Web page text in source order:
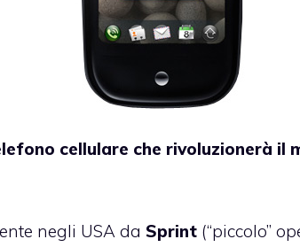
cellulare che rivoluzionerà il
negli USA da Sprint (“piccolo”